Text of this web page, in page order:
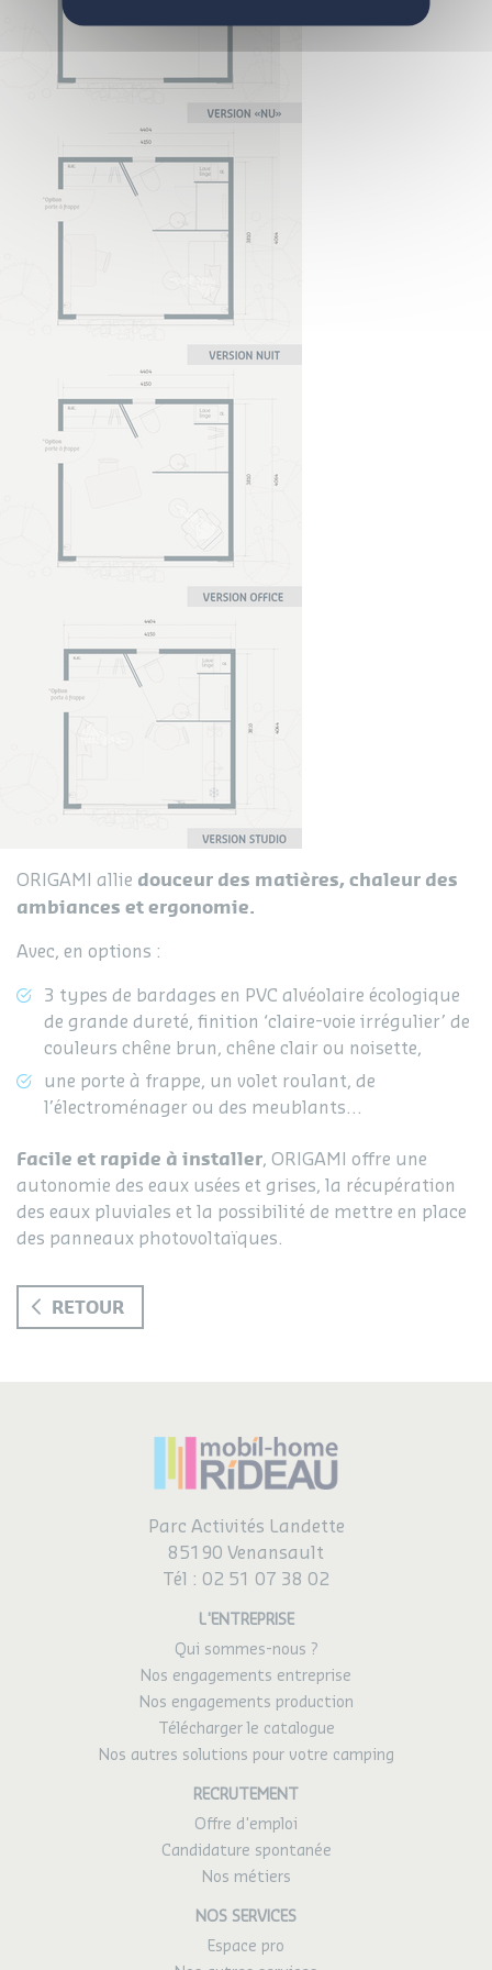
Notre équipe
ORIGAMI allie douceur des matières, chaleur des
ambiances et ergonomie.
Avec, en options :
3 types de bardages en PVC alvéolaire écologique
de grande dureté, finition ‘claire-voie irrégulier’ de
couleurs chêne brun, chêne clair ou noisette,
une porte à frappe, un volet roulant, de
l’électroménager ou des meublants...
Facile et rapide à installer, ORIGAMI offre une
autonomie des eaux usées et grises, la récupération
des eaux pluviales et la possibilité de mettre en place
des panneaux photovoltaïques.
RETOUR
Parc Activités Landette
85190 Venansault
Tél : 02 51 07 38 02
L'ENTREPRISE
Qui sommes-nous ?
Nos engagements entreprise
Nos engagements production
Télécharger le catalogue
Nos autres solutions pour votre camping
RECRUTEMENT
Offre d'emploi
Candidature spontanée
Nos métiers
NOS SERVICES
Espace pro